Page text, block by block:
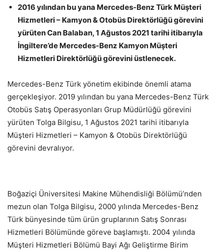
2016 yılından bu yana Mercedes-Benz Türk Müşteri
Hizmetleri – Kamyon & Otobüs Direktörlüğü görevini
yürüten Can Balaban, 1 Ağustos 2021 tarihi itibarıyla
İngiltere’de Mercedes-Benz Kamyon Müşteri
Hizmetleri Direktörlüğü görevini üstlenecek.
Mercedes-Benz Türk yönetim ekibinde önemli atama
gerçekleşiyor. 2019 yılından bu yana Mercedes-Benz Türk
Otobüs Satış Operasyonları Grup Müdürlüğü görevini
yürüten Tolga Bilgisu, 1 Ağustos 2021 tarihi itibarıyla
Müşteri Hizmetleri – Kamyon & Otobüs Direktörlüğü
görevini devralıyor.
Boğaziçi Üniversitesi Makine Mühendisliği Bölümü’nden
mezun olan Tolga Bilgisu, 2000 yılında Mercedes-Benz
Türk bünyesinde tüm ürün gruplarının Satış Sonrası
Hizmetleri Bölümünde göreve başlamıştı. 2004 yılında
Müşteri Hizmetleri Bölümü Bayi Ağı Geliştirme Birim